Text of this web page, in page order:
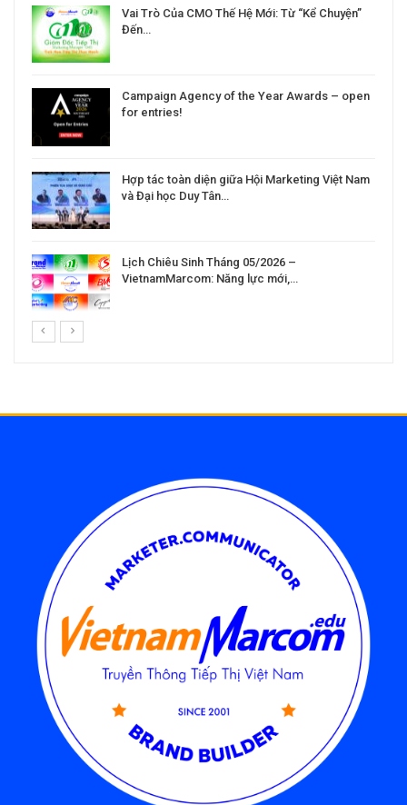
Vai Trò Của CMO Thế Hệ Mới: Từ “Kể Chuyện”
Đến…
Campaign Agency of the Year Awards – open
for entries!
Hợp tác toàn diện giữa Hội Marketing Việt Nam
và Đại học Duy Tân…
Lịch Chiêu Sinh Tháng 05/2026 –
VietnamMarcom: Năng lực mới,…